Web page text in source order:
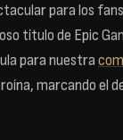
para los
título de Epic
para nuestra
marcando el